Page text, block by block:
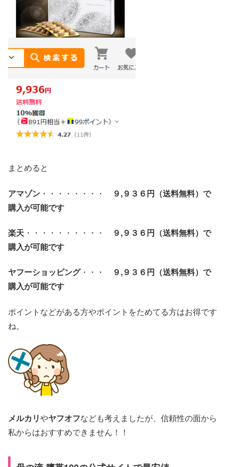
まとめると
アマゾン ・・・・・・・・
９,９３６円（送料無料）で
購入が可能です
楽天 ・・・・・・・・・・ ９,９３６円（送料無料）で
購入が可能です
ヤフーショッピング・・・ ９,９３６円（送料無料）で
購入が可能です
ポイントなどがある方やポイントをためてる方はお得です
ね。
メルカリやヤフオフなども考えましたが、信頼性の面から
私からはおすすめできません！！